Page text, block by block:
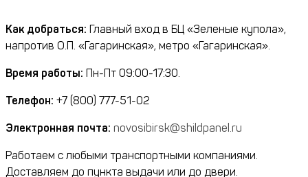
Как добраться: Главный вход в БЦ «Зеленые купола»,
напротив О.П. «Гагаринская», метро «Гагаринская».
Время работы: Пн-Пт 09:00-17:30.
Телефон: +7 (800) 777-51-02
Электронная почта: novosibirsk@shildpanel.ru
Работаем с любыми транспортными компаниями.
Доставляем до пункта выдачи или до двери.